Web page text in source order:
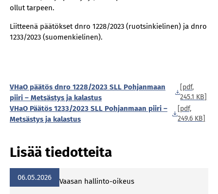
ollut tarpeen.
Liitteenä päätökset dnro 1228/2023 (ruotsinkielinen) ja dnro
1233/2023 (suomenkielinen).
VHaO päätös dnro 1228/2023 SLL Pohjanmaan
piiri – Metsästys ja kalastus
[pdf,
245.1 KB]
VHaO Päätös 1233/2023 SLL Pohjanmaan piiri –
Metsästys ja kalastus
[pdf,
249.6 KB]
Lisää tiedotteita
06.05.2026 Vaasan hallinto-oikeus